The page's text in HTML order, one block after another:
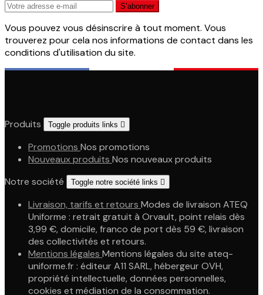
Vous pouvez vous désinscrire à tout moment. Vous
trouverez pour cela nos informations de contact dans les
conditions d'utilisation du site.
Produits Toggle produits links 
Promotions Nos promotions
Nouveaux produits Nos nouveaux produits
Notre société
Toggle notre société links 
Livraison, tarifs et retours Modes de livraison ATEQ
Uniforme : retrait gratuit à Orvault, point relais dès
3,99 €, domicile, franco de port dès 59 €, livraison
des collectivités et retours.
Mentions légales Mentions légales du site ateq-
uniforme.fr : éditeur A11 SARL, hébergeur OVH,
propriété intellectuelle, données personnelles,
cookies et médiation de la consommation.